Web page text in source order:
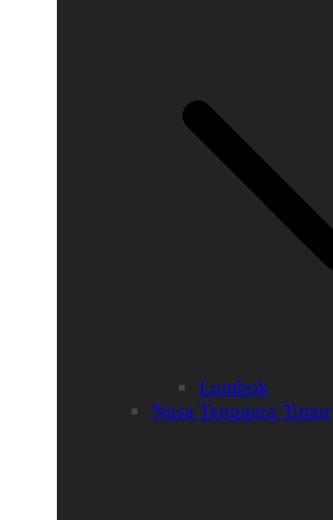
Lombok
Nusa Tenggara Timur